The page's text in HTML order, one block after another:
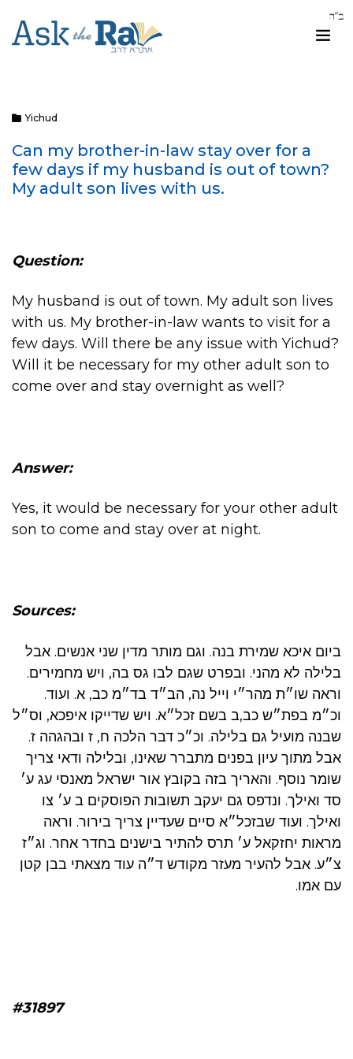
Yichud
Can my brother-in-law stay over for a
few days if my husband is out of town?
My adult son lives with us.
Question:
My husband is out of town. My adult son lives
with us. My brother-in-law wants to visit for a
few days. Will there be any issue with Yichud?
Will it be necessary for my other adult son to
come over and stay overnight as well?
Answer:
Yes, it would be necessary for your other adult
son to come and stay over at night.
Sources:
ביום איכא שמירת בנה. וגם מותר מדין שני אנשים. אבל
בלילה לא מהני. ובפרט שגם לבו גס בה, ויש מחמירים.
וראה שו״ת מהר״י וייל נה, הב״ד בד״מ כב, א. ועוד.
וכ״מ בפת״ש כב,ב בשם זכל״א. ויש שדייקו איפכא, וס״ל
שבנה מועיל גם בלילה. וכ״כ דבר הלכה ח, ז ובהגהה ז.
אבל מתוך עיון בפנים מתברר שאינו, ובלילה ודאי צריך
שומר נוסף. והאריך בזה בקובץ אור ישראל מאנסי עג ע׳
סד ואילך. ונדפס גם יעקב תשובות הפוסקים ב ע׳ צו
ואילך. ועוד שבזכל״א סיים שעדיין צריך בירור. וראה
מראות יחזקאל ע׳ תרס להתיר בישנים בחדר אחר. וג״ז
צ״ע. אבל להעיר מעזר מקודש ד״ה עוד מצאתי בבן קטן
עם אמו.
#31897